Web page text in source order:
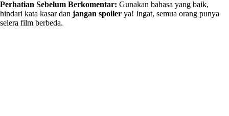
Perhatian Sebelum Berkomentar: Gunakan bahasa yang baik,
hindari kata kasar dan jangan spoiler ya! Ingat, semua orang punya
selera film berbeda.